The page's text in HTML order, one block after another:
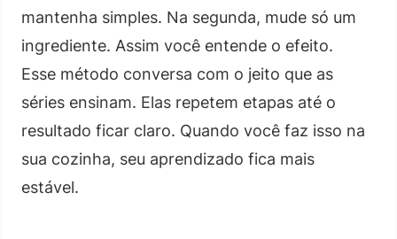
mantenha simples. Na segunda, mude só um
ingrediente. Assim você entende o efeito.
Esse método conversa com o jeito que as
séries ensinam. Elas repetem etapas até o
resultado ficar claro. Quando você faz isso na
sua cozinha, seu aprendizado fica mais
estável.